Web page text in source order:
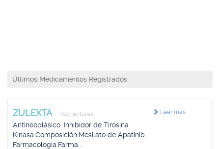
Últimos Medicamentos Registrados
Leer más
ZULEXTA 622 lecturas
Antineoplásico. Inhibidor de Tirosina
Kinasa.Composición.Mesilato de Apatinib.
Farmacología.Farma...